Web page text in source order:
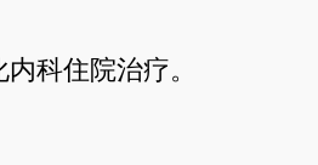
科住院治疗。